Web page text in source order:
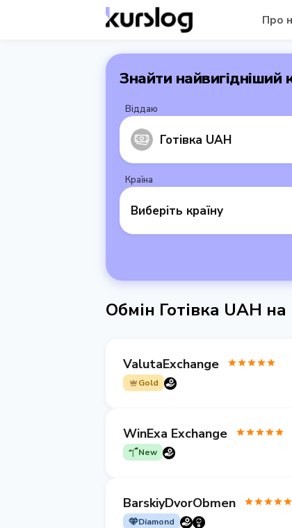
Про
Знайти найвигідніший
Віддаю
Готівка UAH
Країна
Виберіть країну
Обмін Готівка UAH
ValutaExchange
Gold
WinExa Exchange
New
BarskiyDvorObmen
Diamond